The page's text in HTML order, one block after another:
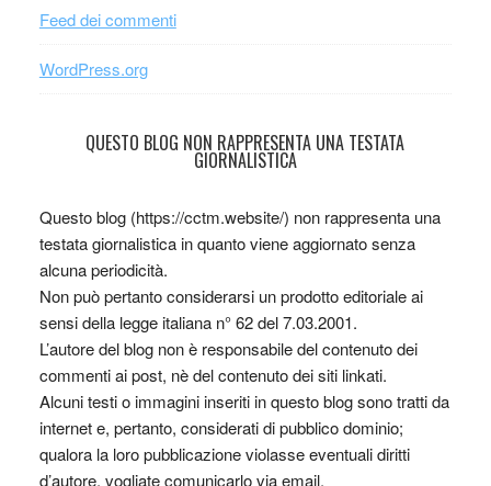
Feed dei commenti
WordPress.org
QUESTO BLOG NON RAPPRESENTA UNA TESTATA
GIORNALISTICA
Questo blog (https://cctm.website/) non rappresenta una
testata giornalistica in quanto viene aggiornato senza
alcuna periodicità.
Non può pertanto considerarsi un prodotto editoriale ai
sensi della legge italiana n° 62 del 7.03.2001.
L’autore del blog non è responsabile del contenuto dei
commenti ai post, nè del contenuto dei siti linkati.
Alcuni testi o immagini inseriti in questo blog sono tratti da
internet e, pertanto, considerati di pubblico dominio;
qualora la loro pubblicazione violasse eventuali diritti
d’autore, vogliate comunicarlo via email.